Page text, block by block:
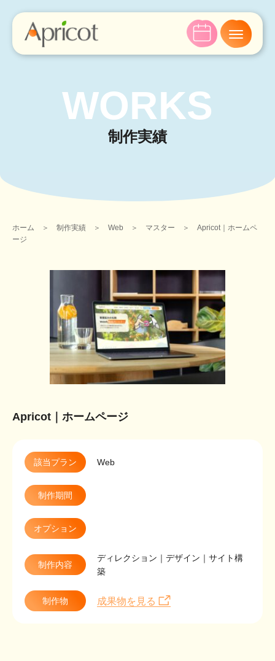
WORKS
制作実績
ホーム ＞制作実績 ＞Web ＞ マスター ＞Apricot｜ホームペ
ージ
Apricot｜ホームページ
該当プラン Web
制作期間
オプション
制作内容
ディレクション｜デザイン｜サイト構
築
制作物 成果物を見る